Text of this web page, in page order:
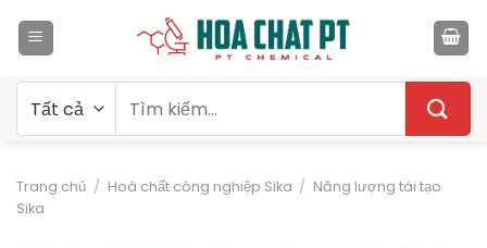
qua
kiếm:
Trang chủ / Hoá chất công nghiệp Sika / Năng lượng tái tạo
Sika